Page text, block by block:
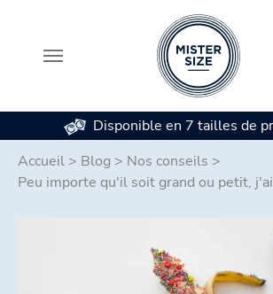
Disponible en 7 tailles de
Accueil > Blog > Nos conseils >
Peu importe qu'il soit grand ou petit,